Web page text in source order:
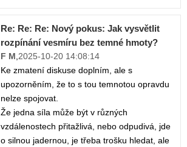
Re: Re: Re: Nový pokus: Jak vysvětlit
rozpínání vesmíru bez temné hmoty?
F M 2025-10-20 14:08:14
Ke zmatení diskuse doplním, ale s
upozorněním, že to s tou temnotou opravdu
nelze spojovat.
Že jedna síla může být v různých
vzdálenostech přitažlivá, nebo odpudivá, jde
o silnou jadernou, je třeba trošku hledat, ale